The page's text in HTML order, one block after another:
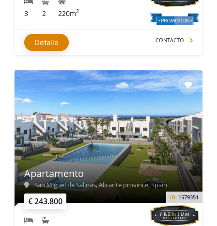
3 2 220m2
Detalle CONTACTO
€ 243.800 ID: 1579351
Apartamento
San Miguel de Salinas, Alicante province, Spain